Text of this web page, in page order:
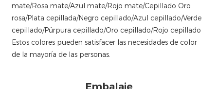
mate/Rosa mate/Azul mate/Rojo mate/Cepillado Oro
rosa/Plata cepillada/Negro cepillado/Azul cepillado/Verde
cepillado/Púrpura cepillado/Oro cepillado/Rojo cepillado
Estos colores pueden satisfacer las necesidades de color
de la mayoría de las personas.
Embalaje